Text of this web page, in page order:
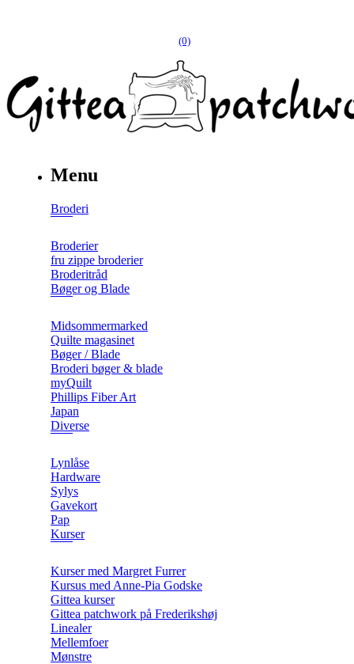
(0)
Menu
Broderi
Broderier
fru zippe broderier
Broderitråd
Bøger og Blade
Midsommermarked
Quilte magasinet
Bøger / Blade
Broderi bøger & blade
myQuilt
Phillips Fiber Art
Japan
Diverse
Lynlåse
Hardware
Sylys
Gavekort
Pap
Kurser
Kurser med Margret Furrer
Kursus med Anne-Pia Godske
Gittea kurser
Gittea patchwork på Frederikshøj
Linealer
Mellemfoer
Mønstre